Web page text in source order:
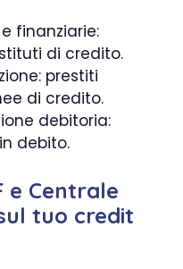
finanziarie:
di credito.
prestiti
di credito.
debitoria:
debito.
e Centrale
tuo credit